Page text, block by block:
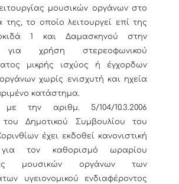
μουσικών οργάνων στο
της, το οποίο λειτουργεί επί της
1 και Δαμασκηνού στην
για χρήση στερεοφωνικού
μικρής ισχύος ή έγχορδων
χωρίς ενισχυτή και ηχεία
κατάστημα.
την αριθμ. 5/104/10.3.2006
Δημοτικού Συμβουλίου του
έχει εκδοθεί κανονιστική
τον καθορισμό ωραρίου
μουσικών οργάνων των
υγειονομικού ενδιαφέροντος